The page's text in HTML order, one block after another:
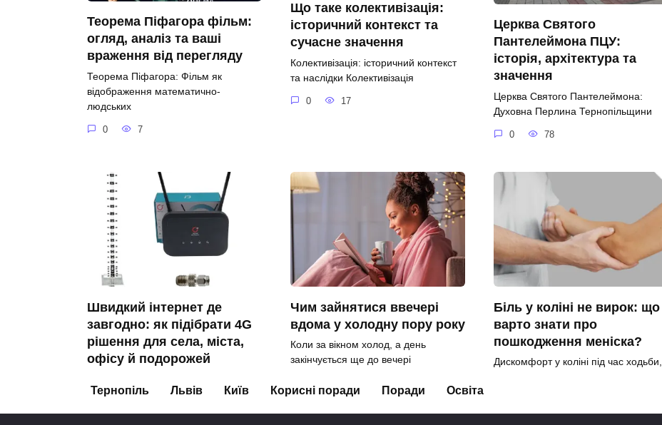
Теорема Піфагора фільм:
огляд, аналіз та ваші
враження від перегляду
Теорема Піфагора: Фільм як
відображення математично-
людських
0 7
Що таке колективізація:
історичний контекст та
сучасне значення
Колективізація: історичний контекст
та наслідки Колективізація
0 17
Церква Святого
Пантелеймона ПЦУ:
історія, архітектура та
значення
Церква Святого Пантелеймона:
Духовна Перлина Тернопільщини
0 78
Швидкий інтернет де
завгодно: як підібрати 4G
рішення для села, міста,
офісу й подорожей
інтернет у приватному
0 31
Чим зайнятися ввечері
вдома у холодну пору року
Коли за вікном холод, а день
закінчується ще до вечері
Біль у коліні не вирок: що
варто знати про
пошкодження меніска?
Дискомфорт у коліні під час ходьби,
Тернопіль Львів Київ Корисні поради Поради Освіта